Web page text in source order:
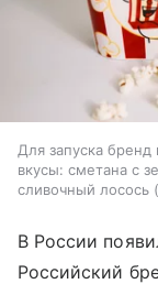
Для запуска
вкусы: сметана с
сливочный лосось
В России
Российский